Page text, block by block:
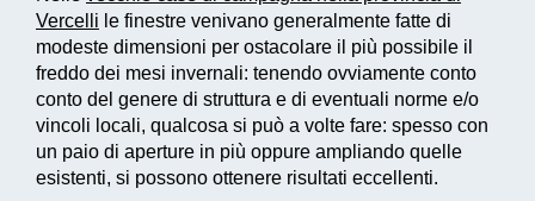
Vercelli le finestre venivano generalmente fatte di
modeste dimensioni per ostacolare il più possibile il
freddo dei mesi invernali: tenendo ovviamente conto
conto del genere di struttura e di eventuali norme e/o
vincoli locali, qualcosa si può a volte fare: spesso con
un paio di aperture in più oppure ampliando quelle
esistenti, si possono ottenere risultati eccellenti.